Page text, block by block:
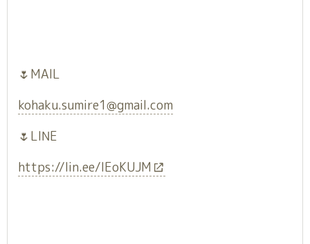
🌷MAIL
kohaku.sumire1@gmail.com
🌷LINE
https://lin.ee/lEoKUJM